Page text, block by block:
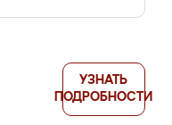
УЗНАТЬ
ПОДРОБНОСТИ